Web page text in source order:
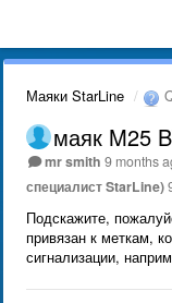
Маяки StarLine
маяк M25
mr smith 9 months
специалист StarLine)
Подскажите,
привязан к меткам,
сигнализации,